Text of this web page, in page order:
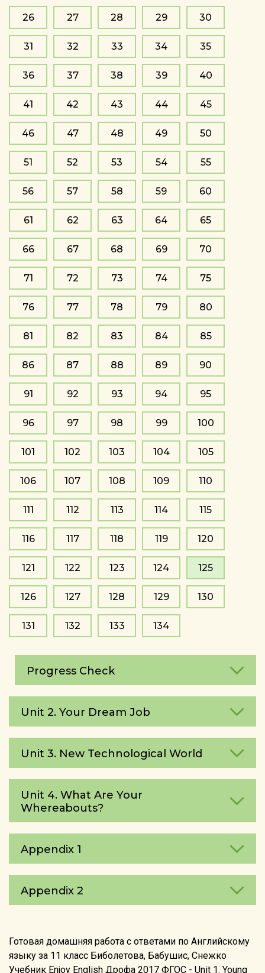
26 27 28 29 30
31 32 33 34 35
36 37 38 39 40
41 42 43 44 45
46 47 48 49 50
51 52 53 54 55
56 57 58 59 60
61 62 63 64 65
66 67 68 69 70
71 72 73 74 75
76 77 78 79 80
81 82 83 84 85
86 87 88 89 90
91 92 93 94 95
96 97 98 99 100
101 102 103 104 105
106 107 108 109 110
111 112 113 114 115
116 117 118 119 120
121 122 123 124 125
126 127 128 129 130
131 132 133 134
Progress Check
Unit 2. Your Dream Job
Unit 3. New Technological World
Unit 4. What Are Your
Whereаbouts?
Appendix 1
Appendix 2
Готовая домашняя работа с ответами по Английскому
языку за 11 класс Биболетова, Бабушис, Снежко
Учебник Enjoy English Дрофа 2017 ФГОС - Unit 1. Young